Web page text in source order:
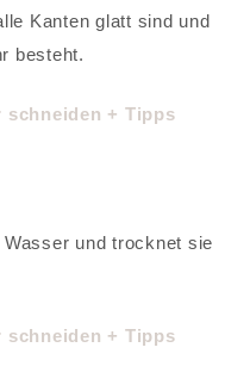
Kanten glatt sind und
besteht.
und trocknet sie